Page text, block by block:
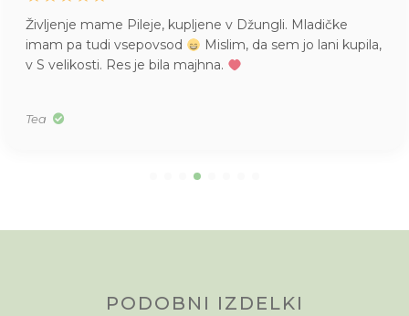
Življenje mame Pileje, kupljene v Džungli. Mladičke
imam pa tudi vsepovsod
Mislim, da sem jo lani kupila,
v S velikosti. Res je bila majhna.
Tea
PODOBNI IZDELKI